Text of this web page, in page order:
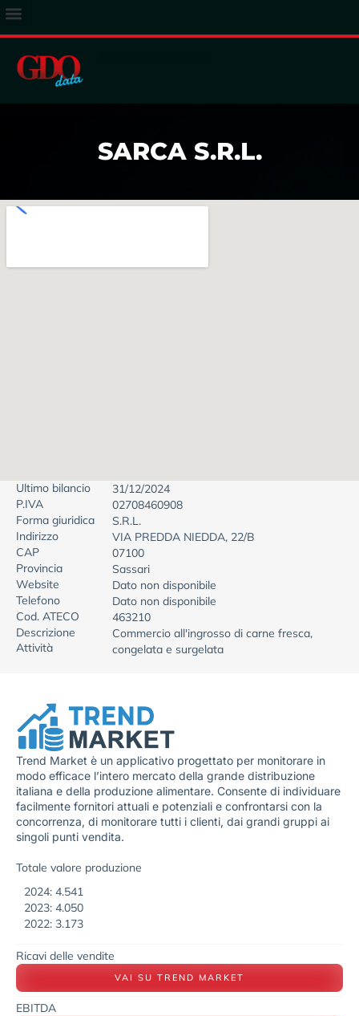
SARCA S.R.L.
Ultimo bilancio
31/12/2024
P.IVA
02708460908
Forma giuridica
S.R.L.
Indirizzo
VIA PREDDA NIEDDA, 22/B
CAP
07100
Provincia
Sassari
Website
Dato non disponibile
Telefono
Dato non disponibile
Cod. ATECO
463210
Descrizione
Attività
Commercio all'ingrosso di carne fresca,
congelata e surgelata
Trend Market è un applicativo progettato per monitorare in
modo efficace l’intero mercato della grande distribuzione
italiana e della produzione alimentare. Consente di individuare
facilmente fornitori attuali e potenziali e confrontarsi con la
concorrenza, di monitorare tutti i clienti, dai grandi gruppi ai
singoli punti vendita.
Totale valore produzione
2024: 4.541
2023: 4.050
2022: 3.173
Ricavi delle vendite
VAI SU TREND MARKET
EBITDA